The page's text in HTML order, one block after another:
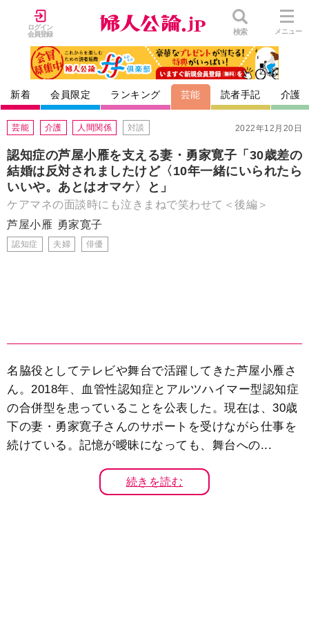
ログイン
会員登録
検索 メニュー
新着 会員限定 ランキング 芸能 読者手記 介護
2022年12月20日
芸能 介護 人間関係 対談
認知症の芦屋小雁を支える妻・勇家寛子「30歳差の
結婚は反対されましたけど〈10年一緒にいられたら
いいや。あとはオマケ〉と」
ケアマネの面談時にも泣きまねで笑わせて＜後編＞
芦屋小雁 勇家寛子
認知症 夫婦 俳優
名脇役としてテレビや舞台で活躍してきた芦屋小雁さ
ん。2018年、血管性認知症とアルツハイマー型認知症
の合併型を患っていることを公表した。現在は、30歳
下の妻・勇家寛子さんのサポートを受けながら仕事を
続けている。記憶が曖昧になっても、舞台への...
続きを読む